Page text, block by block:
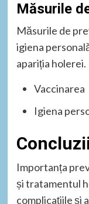
Măsurile
Măsurile de
igiena
apariția holerei.
Vaccinarea
Igiena
Importanța
și tratamentul
complicațiile și